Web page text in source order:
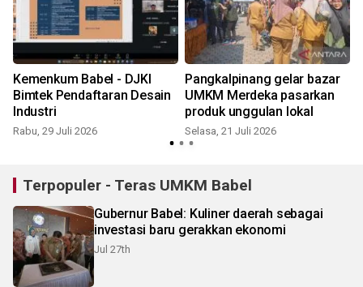
Kemenkum Babel - DJKI
Bimtek Pendaftaran Desain
Industri
Rabu, 29 Juli 2026
Pangkalpinang gelar bazar
UMKM Merdeka pasarkan
produk unggulan lokal
Selasa, 21 Juli 2026
Terpopuler - Teras UMKM Babel
Gubernur Babel: Kuliner daerah sebagai
investasi baru gerakkan ekonomi
Jul 27th